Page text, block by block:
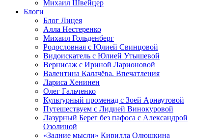
Михаил Швейцер
Блоги
Блог Лицея
Алла Нестеренко
Михаил Гольденберг
Родословная с Юлией Свинцовой
Видоискатель с Юлией Утышевой
Вернисаж с Ириной Ларионовой
Валентина Калачёва. Впечатления
Лариса Хенинен
Олег Гальченко
Культурный променад с Зоей Арнаутовой
Путешествуем с Лидией Винокуровой
Лазурный Берег без пафоса с Александрой
Озолиной
«Задние мысли» Кирилла Олюшкина